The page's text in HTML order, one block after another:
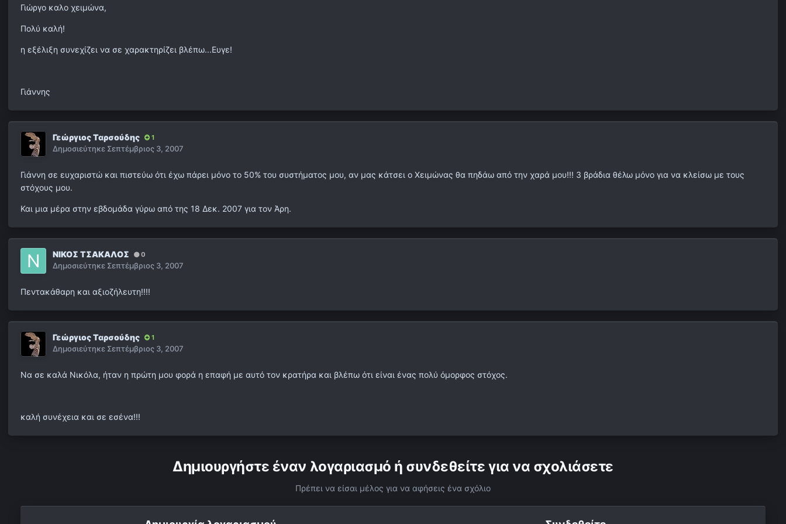
Γιώργο καλο χειμώνα,
Πολύ καλή!
η εξέλιξη συνεχίζει να σε χαρακτηρίζει βλέπω...Ευγε!
Γιάννης
Γεώργιος Ταρσούδης 1
Δημοσιεύτηκε Σεπτέμβριος 3, 2007
Γιάννη σε ευχαριστώ και πιστεύω ότι έχω πάρει μόνο το 50% του συστήματος μου, αν μας κάτσει ο Χειμώνας θα πηδάω από την χαρά μου!!! 3 βράδια θέλω μόνο για να κλείσω με τους
στόχους μου.
Και μια μέρα στην εβδομάδα γύρω από της 18 Δεκ. 2007 για τον Άρη.
ΝΙΚΟΣ ΤΣΑΚΑΛΟΣ 0
Δημοσιεύτηκε Σεπτέμβριος 3, 2007
Πεντακάθαρη και αξιοζήλευτη!!!!
Γεώργιος Ταρσούδης 1
Δημοσιεύτηκε Σεπτέμβριος 3, 2007
Να σε καλά Νικόλα, ήταν η πρώτη μου φορά η επαφή με αυτό τον κρατήρα και βλέπω ότι είναι ένας πολύ όμορφος στόχος.
καλή συνέχεια και σε εσένα!!!
Δημιουργήστε έναν λογαριασμό ή συνδεθείτε για να σχολιάσετε
Πρέπει να είσαι μέλος για να αφήσεις ένα σχόλιο